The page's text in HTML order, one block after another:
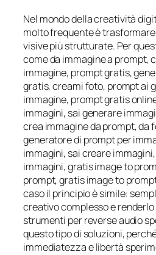
Nel mondo della creatività
molto frequente è
visive più strutturate. Per
come da immagine a prompt,
immagine, prompt gratis,
gratis, creami foto, prompt ai
immagine, prompt gratis
immagini, sai generare
crea immagine da prompt, da
generatore di prompt per
immagini, sai creare
immagini, gratis image to
prompt, gratis image to
caso il principio è simile:
creativo complesso e
strumenti per reverse audio
questo tipo di soluzioni,
immediatezza e libertà